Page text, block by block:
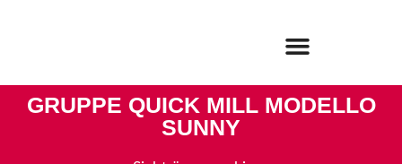
GRUPPE QUICK MILL MODELLO
SUNNY